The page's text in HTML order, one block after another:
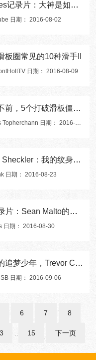
[中文字幕]Chris Coles记录片：大神是如何炼成的！？
日期： 2016-08-02
板圈常见的10种滑手II
日期： 2016-08-09
[中文字幕]拒绝停滞不前，5个打破滑板僵局的学习方法
日期： 2016-08-16
[中文字幕]男神Ryan Sheckler：我的纹身故事
日期： 2016-08-23
[中文字幕]Elpmis记录片：Sean Malto的成长故事
日期： 2016-08-30
[中文字幕]背井离乡的追梦少年，Trevor Colden加州的滑板生活
日期： 2016-09-06
6 7 8
15 下一页